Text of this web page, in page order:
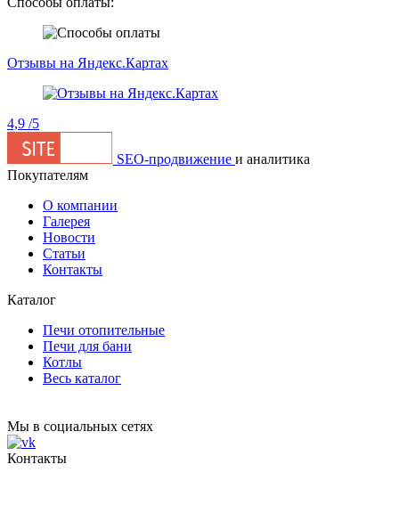
Отзывы на Яндекс.Картах
4,9 /5
SEO-продвижение и аналитика
Покупателям
О компании
Галерея
Новости
Статьи
Контакты
Каталог
Печи отопительные
Печи для бани
Котлы
Весь каталог
Мы в социальных сетях
Контакты